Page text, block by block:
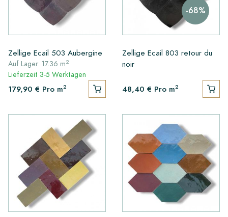
Zellige Ecail 503 Aubergine
Auf Lager: 17.36 m2
Lieferzeit 3-5 Werktagen
179,90 € Pro m2
-68%
Zellige Ecail 803 retour du
noir
48,40 € Pro m2